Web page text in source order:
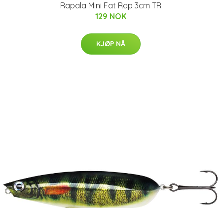
Rapala Mini Fat Rap 3cm TR
129 NOK
KJØP NÅ